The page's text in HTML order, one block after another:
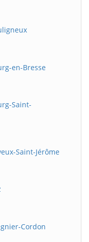
en-Bresse
Saint-
Saint-Jérôme
Cordon